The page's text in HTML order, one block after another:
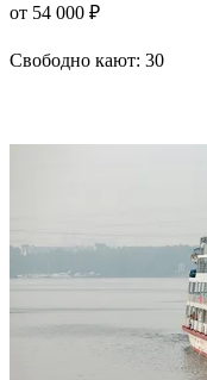
от 54 000 ₽
Свободно кают: 30